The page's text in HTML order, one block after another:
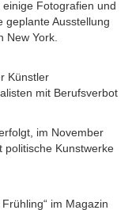
Fotografien und
geplante Ausstellung
New York.
Künstler
mit Berufsverbot
im November
Kunstwerke
im Magazin